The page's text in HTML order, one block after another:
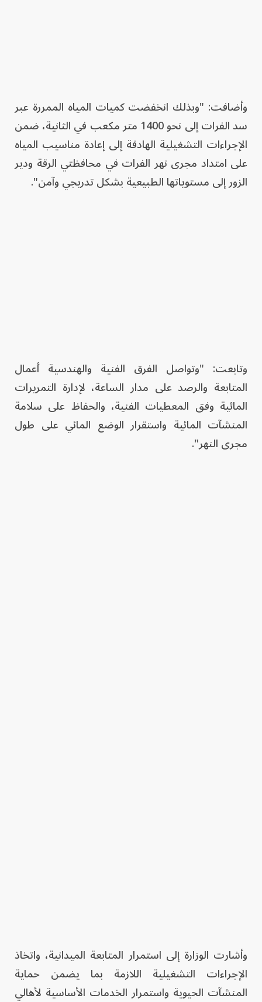
وأضافت: "وبذلك انخفضت كميات المياه الممررة عبر
سد الفرات إلى نحو 1400 متر مكعب في الثانية، ضمن
الإجراءات التشغيلية الهادفة إلى إعادة مناسيب المياه
على امتداد مجرى نهر الفرات في محافظتي الرقة ودير
الزور إلى مستوياتها الطبيعية بشكل تدريجي وآمن".
وتابعت: "وتواصل الفرق الفنية والهندسية أعمال
المتابعة والرصد على مدار الساعة، لإدارة التمريرات
المائية وفق المعطيات الفنية، والحفاظ على سلامة
المنشآت المائية واستقرار الوضع المائي على طول
مجرى النهر".
وأشارت الوزارة إلى استمرار المتابعة الميدانية، واتخاذ
الإجراءات التشغيلية اللازمة بما يضمن حماية
المنشآت الحيوية واستمرار الخدمات الأساسية لأهالي